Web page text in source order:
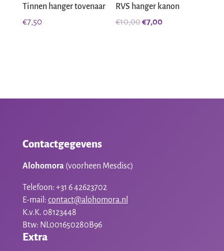
Tinnen hanger tovenaar
€7,50
RVS hanger kanon
€10,00Oorspronkelijke
€7,00Huidige
Contactgegevens
Alohomora (voorheen Mesdisc)
Telefoon: +31 6 42623702
E-mail: contact@alohomora.nl
K.v.K. 08123448
Btw: NL001650280B96
Extra